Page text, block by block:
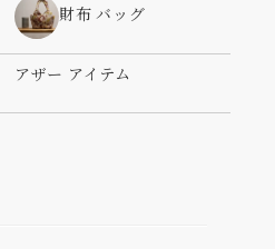
財布 バッグ
アザー アイテム